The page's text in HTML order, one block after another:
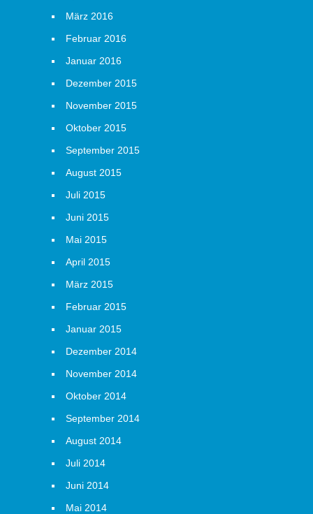
März 2016
Februar 2016
Januar 2016
Dezember 2015
November 2015
Oktober 2015
September 2015
August 2015
Juli 2015
Juni 2015
Mai 2015
April 2015
März 2015
Februar 2015
Januar 2015
Dezember 2014
November 2014
Oktober 2014
September 2014
August 2014
Juli 2014
Juni 2014
Mai 2014